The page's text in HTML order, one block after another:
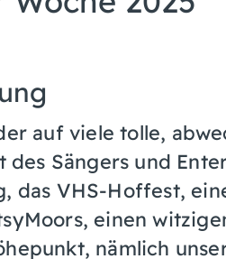
auf viele tolle,
Sängers und
das VHS-Hoffest,
einen
nämlich